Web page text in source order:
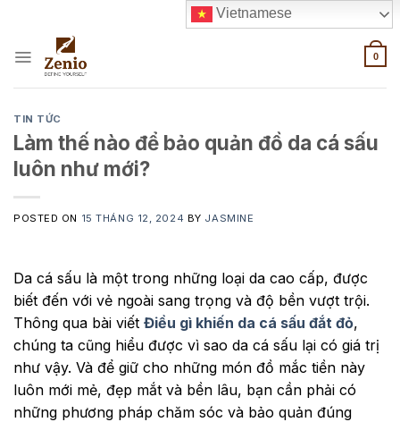
content
0
TIN TỨC
Làm thế nào để bảo quản đồ da cá sấu
luôn như mới?
POSTED ON 15 THÁNG 12, 2024 BY JASMINE
Da cá sấu là một trong những loại da cao cấp, được
biết đến với vẻ ngoài sang trọng và độ bền vượt trội.
Thông qua bài viết Điều gì khiến da cá sấu đắt đỏ,
chúng ta cũng hiểu được vì sao da cá sấu lại có giá trị
như vậy. Và để giữ cho những món đồ mắc tiền này
luôn mới mẻ, đẹp mắt và bền lâu, bạn cần phải có
những phương pháp chăm sóc và bảo quản đúng
Vietnamese